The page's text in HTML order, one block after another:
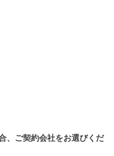
、ご契約会社をお選びくだ